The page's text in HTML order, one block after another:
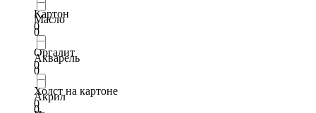
Картон
0
Оргалит
0
Холст на картоне
0
Масло
0
Акварель
0
Акрил
0